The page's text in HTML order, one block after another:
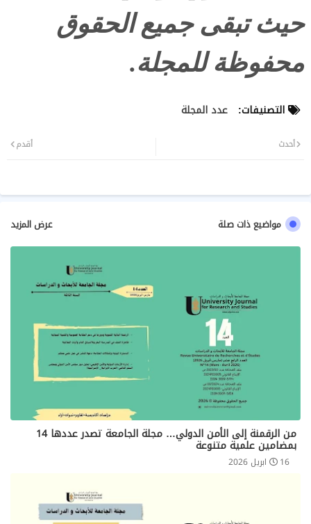
حيث تبقى جميع الحقوق
محفوظة للمجلة.
التصنيفات: عدد المجلة
أحدث أقدم
مواضيع ذات صلة عرض المزيد
من الرقمنة إلى الأمن الدولي… مجلة الجامعة تصدر عددها 14
بمضامين علمية متنوعة
16 ابريل 2026